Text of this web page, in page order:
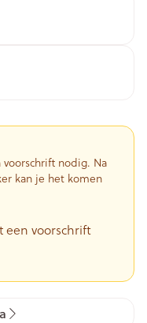
nodig. Na
kan je het komen
een voorschrift